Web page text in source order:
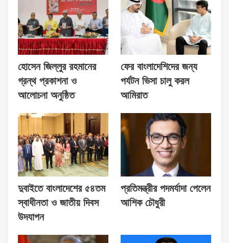
হোসেন জিল্লুর রহমানের
গ্রন্থ প্রকাশনা ও
আলোচনা অনুষ্ঠিত
ফের বাংলাদেশিদের জন্য
পর্যটন ভিসা চালু করল
আমিরাত
দুবাইতে বাংলাদেশের ৫৪তম
স্বাধীনতা ও জাতীয় দিবস
উদযাপন
প্রতিমন্ত্রীর পদমর্যাদা পেলেন
আশিক চৌধুরী